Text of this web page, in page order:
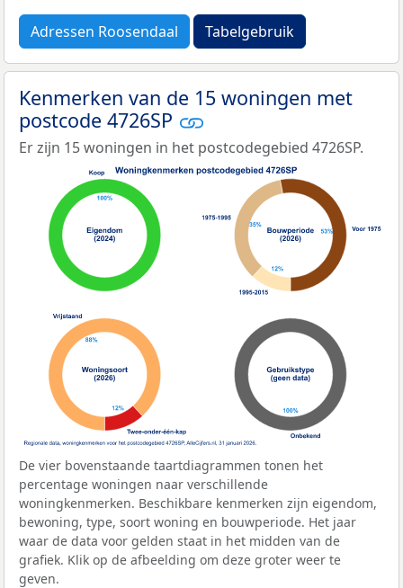
Adressen Roosendaal Tabelgebruik
Kenmerken van de 15 woningen met
postcode 4726SP
Er zijn 15 woningen in het postcodegebied 4726SP.
De vier bovenstaande taartdiagrammen tonen het
percentage woningen naar verschillende
woningkenmerken. Beschikbare kenmerken zijn eigendom,
bewoning, type, soort woning en bouwperiode. Het jaar
waar de data voor gelden staat in het midden van de
grafiek. Klik op de afbeelding om deze groter weer te
geven.